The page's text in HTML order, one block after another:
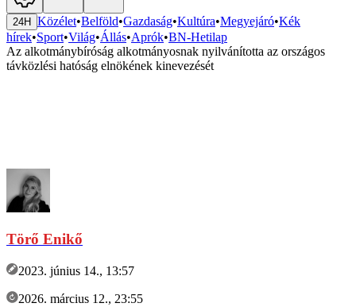
24H Közélet•Belföld•Gazdaság•Kultúra•Megyejáró•Kék
hírek•Sport•Világ•Állás•Aprók•BN-Hetilap
Az alkotmánybíróság alkotmányosnak nyilvánította az országos
távközlési hatóság elnökének kinevezését
Törő Enikő
2023. június 14., 13:57
2026. március 12., 23:55